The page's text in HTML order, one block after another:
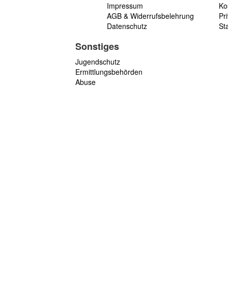
Impressum
AGB & Widerrufsbelehrung
Datenschutz
Sonstiges
Jugendschutz
Ermittlungsbehörden
Abuse